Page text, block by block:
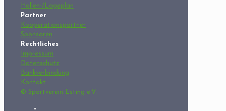
Hallen-/Lageplan
Partner
Kooperationspartner
Sponsoren
Rechtliches
Impressum
Datenschutz
Bankverbindung
Kontakt
© Sportverein Esting e.V.